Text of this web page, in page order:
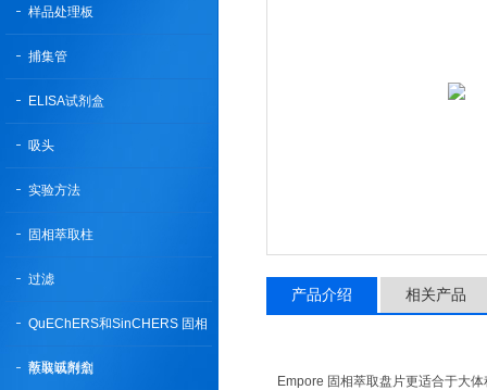
样品处理板
捕集管
ELISA试剂盒
吸头
实验方法
固相萃取柱
过滤
QuEChERS和SinCHERS 固相
萃取试剂盒
散装吸附剂
产品介绍 相关产品
Empore 固相萃取盘片更适合于大